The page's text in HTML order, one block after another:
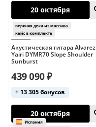
20 октября
Акустическая гитара Alvarez
Yairi DYMR70 Slope Shoulder
Sunburst
439 090 ₽
+ 13 305 бонусов